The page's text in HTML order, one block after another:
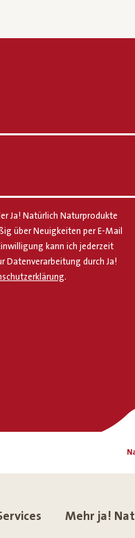
Ja! Natürlich Naturprodukte
über Neuigkeiten per E-Mail
kann ich jederzeit
Datenverarbeitung durch Ja!
.
Mehr ja!